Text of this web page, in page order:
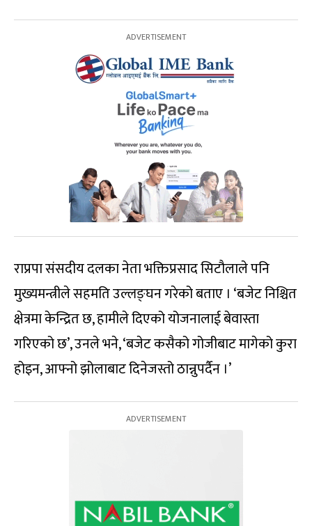
राप्रपा संसदीय दलका नेता भक्तिप्रसाद सिटौलाले पनि
मुख्यमन्त्रीले सहमति उल्लङ्घन गरेको बताए । ‘बजेट निश्चित
क्षेत्रमा केन्द्रित छ, हामीले दिएको योजनालाई बेवास्ता
गरिएको छ’, उनले भने, ‘बजेट कसैको गोजीबाट मागेको कुरा
होइन, आफ्नो झोलाबाट दिनेजस्तो ठान्नुपर्दैन ।’